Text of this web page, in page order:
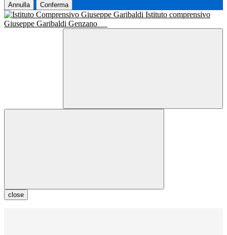
Annulla Conferma
Istituto comprensivo
Giuseppe Garibaldi Genzano
close